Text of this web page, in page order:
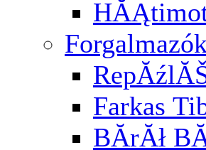
Forgalmazók
Farkas
BĂ­rĂł